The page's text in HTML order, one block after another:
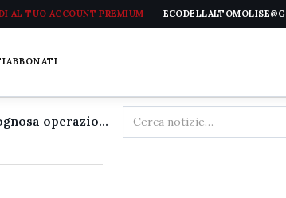
AL TUO ACCOUNT PREMIUM
ABBONATI
Riattivazione sale operatorie al Caracciolo, Greco: "Una vergognosa operazione di propaganda"
Cerca
nel